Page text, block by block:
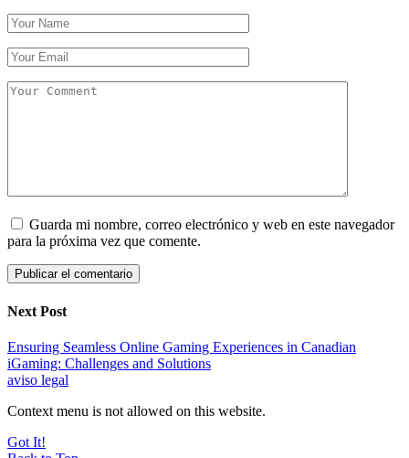
Guarda mi nombre, correo electrónico y web en este navegador
para la próxima vez que comente.
Next Post
Ensuring Seamless Online Gaming Experiences in Canadian
iGaming: Challenges and Solutions
aviso legal
Context menu is not allowed on this website.
Got It!